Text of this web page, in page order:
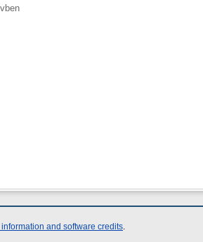
information and software credits